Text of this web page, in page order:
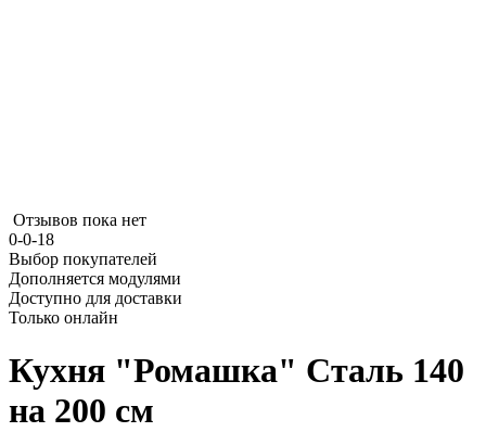
Отзывов пока нет
0-0-18
Выбор покупателей
Дополняется модулями
Доступно для доставки
Только онлайн
Кухня "Ромашка" Сталь 140
на 200 см